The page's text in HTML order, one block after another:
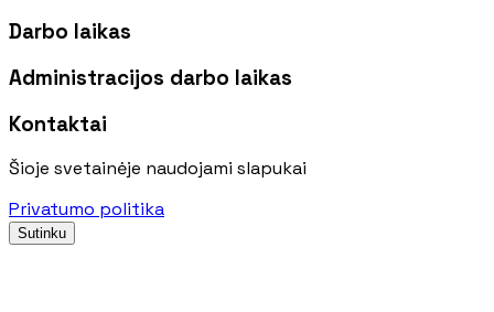
Darbo laikas
Administracijos darbo laikas
Kontaktai
Šioje svetainėje naudojami slapukai
Privatumo politika
Sutinku